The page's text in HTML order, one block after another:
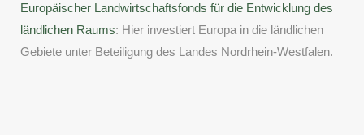
Europäischer Landwirtschaftsfonds für die Entwicklung des
ländlichen Raums: Hier investiert Europa in die ländlichen
Gebiete unter Beteiligung des Landes Nordrhein-Westfalen.